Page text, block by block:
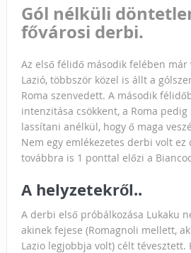
Gól nélküli
fővárosi derbi.
Az első félidő második felében már
Lazió, többször közel is állt a
Roma szenvedett. A második
intenzitása csökkent, a Roma
lassítani anélkül, hogy ő maga
Nem egy emlékezetes derbi volt
továbbra is 1 ponttal előzi a
A helyzetekről..
A derbi első próbálkozása Lukaku
akinek fejese (Romagnoli mellett,
Lazio legjobbja volt) célt